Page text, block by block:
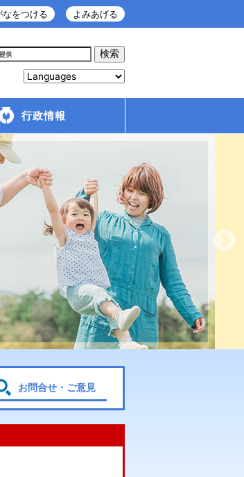
なをつける よみあげる
行政情報
庁舎案内
金ケ崎町の紹介
移住・定住情報
行政配布文書
広報
入札・契約情報
条例・規則
財政
管理財産
人事・給与
採用情報
行政改革・行政評価
議会
選挙
各種計画
お問合せ・ご意見